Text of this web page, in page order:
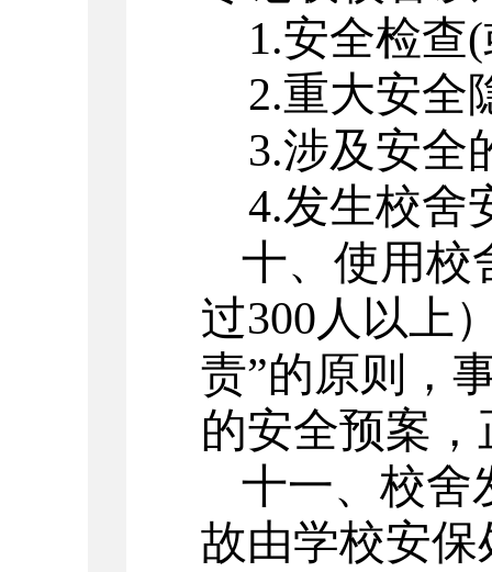
1.安全检查
2.重大安全
3.涉及安全
4.发生校舍
十、使用校
过300人以上
责”的原则，
的安全预案
十一、校舍
故由学校安